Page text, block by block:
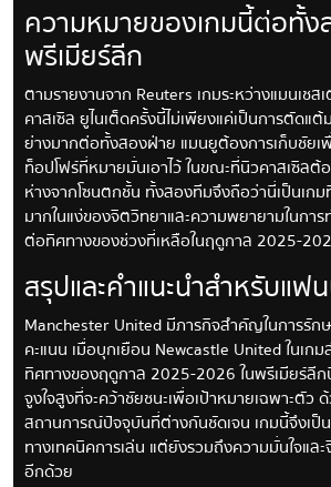
ความหมายของเกมนี้ต่อทั้ง
พรีเมียร์ลีก
ตามรายงานจาก Reuters เกมระหว่างแมนเชส
คาสเซิล ยูไนเต็ดครั้งนี้ไม่เพียงแค่เป็นการตัดแ
ย่างมากต่อทั้งสองฝ่าย แมนยูต้องการเก็บชัย
ท็อปโฟร์ที่หมายมั่นเอาไว้ ในขณะที่นิวคาสเซิลต้
ห่างจากโซนตกชั้น ทั้งสองทีมจึงถือว่านี่เป็นเ
มากในแง่ของจิตวิทยาและความพยายามในกา
ต่อทิศทางของช่วงที่เหลือในฤดูกาล 2025-
สรุปและคำแนะนำสำหรับแฟ
Manchester United มีภารกิจสำคัญในการรัก
คะแนน เมื่อบุกเยือน Newcastle United ในเ
ทิศทางของฤดูกาล 2025-2026 ในพรีเมียร์ลี
จูงใจสูงที่จะคว้าชัยชนะเพื่อเป้าหมายเฉพาะตัว
สถานการณ์ปัจจุบันที่ต่างกันชัดเจน เกมนี้จึงเป็
ทางเทคนิคการเล่น แต่ยังรวมถึงความมั่นใจแล
อีกด้วย